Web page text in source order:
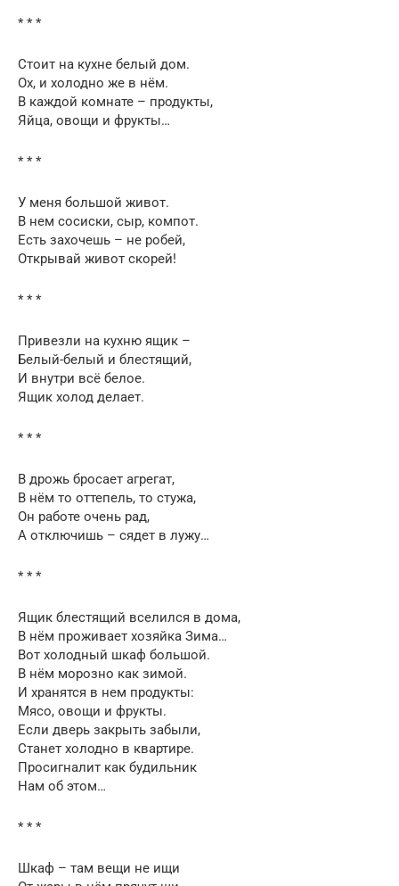
* * *
Стоит на кухне белый дом.
Ох, и холодно же в нём.
В каждой комнате – продукты,
Яйца, овощи и фрукты…
* * *
У меня большой живот.
В нем сосиски, сыр, компот.
Есть захочешь – не робей,
Открывай живот скорей!
* * *
Привезли на кухню ящик –
Белый-белый и блестящий,
И внутри всё белое.
Ящик холод делает.
* * *
В дрожь бросает агрегат,
В нём то оттепель, то стужа,
Он работе очень рад,
А отключишь – сядет в лужу…
* * *
Ящик блестящий вселился в дома,
В нём проживает хозяйка Зима…
Вот холодный шкаф большой.
В нём морозно как зимой.
И хранятся в нем продукты:
Мясо, овощи и фрукты.
Если дверь закрыть забыли,
Станет холодно в квартире.
Просигналит как будильник
Нам об этом…
* * *
Шкаф – там вещи не ищи